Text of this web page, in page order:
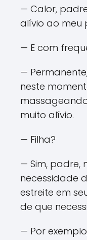
— Calor,
alívio ao meu
— E com
—
neste
muito alívio.
— Filha?
— Sim, padre,
necessidade
estreite em
de que
— Por